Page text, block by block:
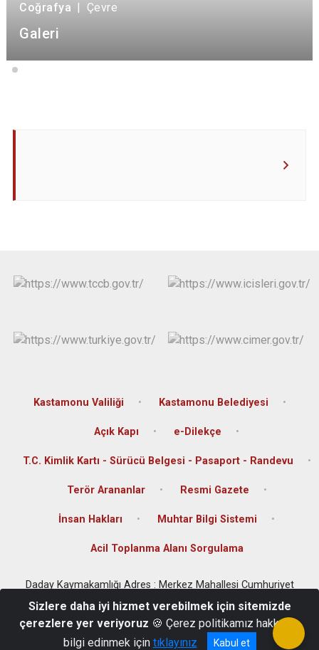
Coğrafya | Çevre
Galeri
Kastamonu Valiliği Kastamonu Belediyesi
Açık Kapı e-Dilekçe
T.C. Kimlik Kartı - Sürücü Belgesi - Pasaport - Randevu
Terör Arananlar Resmi Gazete
İnsan Hakları Muhtar Bilgi Sistemi
Acil Toplanma Alanı Sorgulama
Daday Kaymakamlığı Adres : Merkez Mahallesi Cumhuriyet
Caddesi Kaymakamlık Binası Kat 2 No: 4 PK: 37870 - Daday /
Telefon No: (Özel Kalem: 0 366 616 10 01) (Yazı İşleri Müdürlüğü:
Sizlere daha iyi hizmet verebilmek için sitemizde
çerezlere yer veriyoruz 🍪 Çerez politikamız hakkında
bilgi edinmek için tıklayınız Kabul et